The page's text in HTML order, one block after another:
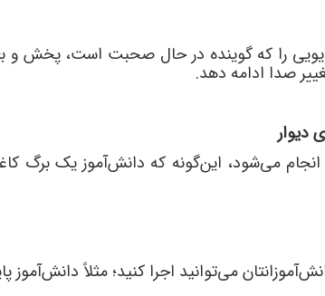
را که گوینده در حال صحبت است، پخش و بعد از ۳۰ ثانیه قطع کنید. از یکی
صدا ادامه دهد.
دیوار
میشود، اینگونه که دانشآموز یک برگ
آموزانتان میتوانید اجرا کنید؛ مثلاً دانشآموز